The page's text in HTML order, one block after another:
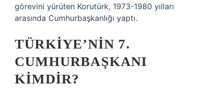
görevini yürüten Korutürk, 1973-1980 yılları
arasında Cumhurbaşkanlığı yaptı.
TÜRKIYE’NIN 7.
CUMHURBAŞKANI
KIMDIR?